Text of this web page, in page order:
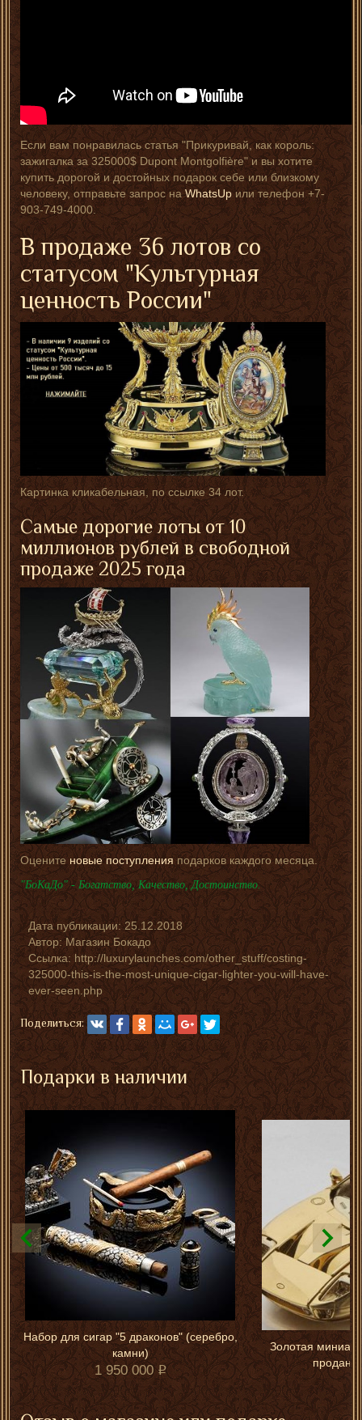
Если вам понравилась статья "Прикуривай, как король:
зажигалка за 325000$ Dupont Montgolfière" и вы хотите
купить дорогой и достойных подарок себе или близкому
человеку, отправьте запрос наWhatsUp или телефон +7-
903-749-4000.
В продаже 36 лотов со
статусом "Культурная
ценность России"
Картинка кликабельная, по ссылке 34 лот.
Самые дорогие лоты от 10
миллионов рублей в свободной
продаже 2025 года
Оцените новые поступленияподарков каждого месяца.
"БоКаДо" - Богатство, Качество, Достоинство.
Дата публикации:25.12.2018
Автор: Магазин Бокадо
Ссылка: http://luxurylaunches.com/other_stuff/costing-
325000-this-is-the-most-unique-cigar-lighter-you-will-have-
ever-seen.php
Поделиться:
Подарки в наличии
Набор для сигар "5 драконов" (серебро,
камни)
1 950 000
Золотая
продана